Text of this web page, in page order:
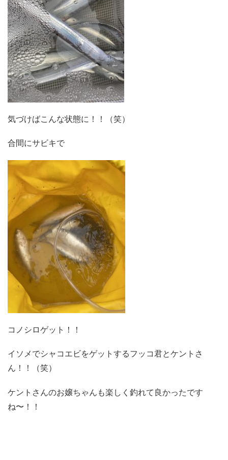
気づけばこんな状態に！！（笑）
合間にサビキで
コノシロゲット！！
イソメでシャコエビをゲットするフッコ君とケントさ
ん！！（笑）
ケントさんのお嬢ちゃんも楽しく釣れて良かったです
ね〜！！